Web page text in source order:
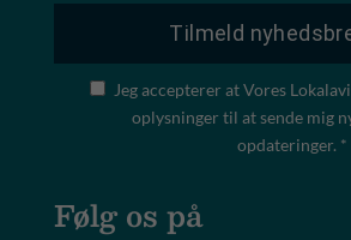
Jeg accepterer at Vores
oplysninger til at sende mig
opdateringer. *
Følg os på